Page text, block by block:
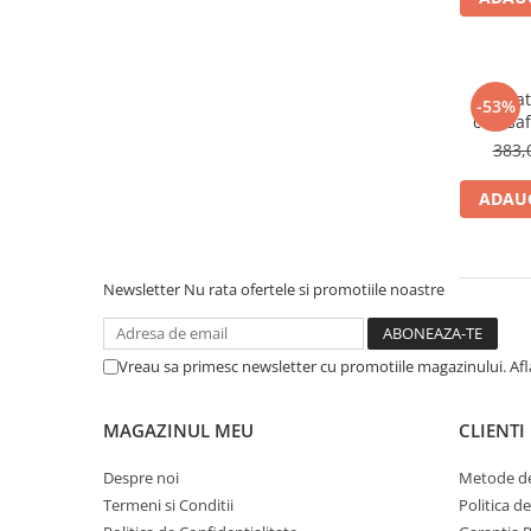
-53%
Set
Newsletter Nu rata ofertele si promotiile noastre
Vreau sa primesc newsletter cu promotiile magazinului.
MAGAZINUL MEU
Despre noi
Termeni si Conditii
CLIENTI
Metode
Politica